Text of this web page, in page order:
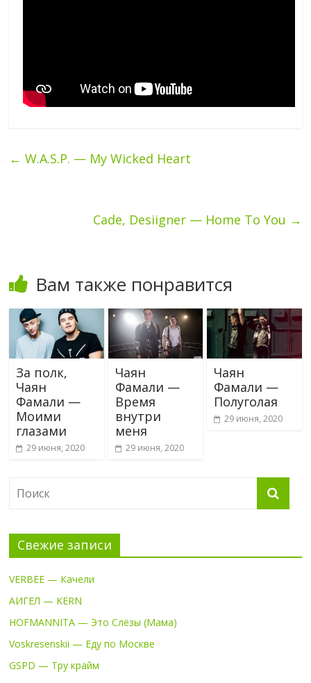
← W.A.S.P. — My Wicked Heart
Cade, Desiigner — Home To You →
Вам также понравится
За полк,
Чаян
Фамали —
Моими
глазами
29 июня, 2020
Чаян
Фамали —
Время
внутри
меня
29 июня, 2020
Чаян
Фамали —
Полуголая
29 июня, 2020
Свежие записи
VERBEE — Качели
АИГЕЛ — KERN
HOFMANNITA — Это Слёзы (Мама)
Voskresenskii — Еду по Москве
GSPD — Тру крайм